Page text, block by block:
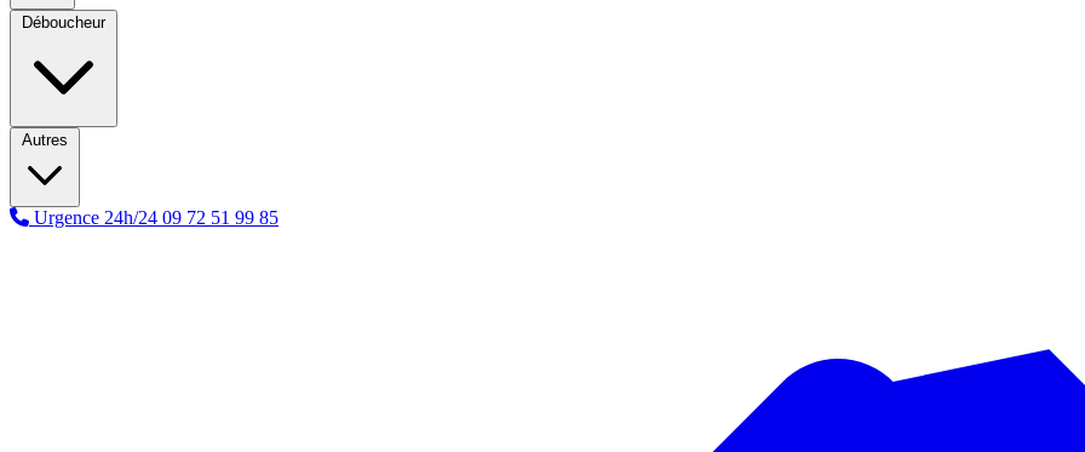
Déboucheur
Autres
Urgence 24h/24 09 72 51 99 85